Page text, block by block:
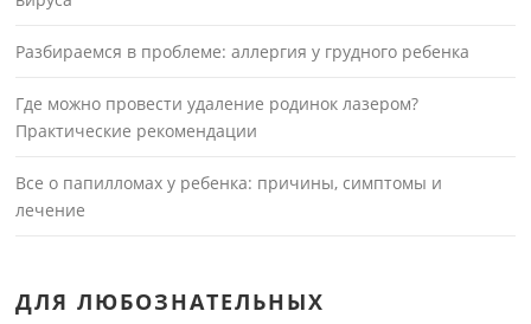
Разбираемся в проблеме: аллергия у грудного ребенка
Где можно провести удаление родинок лазером?
Практические рекомендации
Все о папилломах у ребенка: причины, симптомы и
лечение
ДЛЯ ЛЮБОЗНАТЕЛЬНЫХ